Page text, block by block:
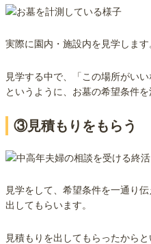
実際に園内・施設内を見学します
見学する中で、「この場所がい
というように、お墓の希望条件を
③見積もりをもらう
見学をして、希望条件を一通り
出してもらいます。
見積もりを出してもらったから